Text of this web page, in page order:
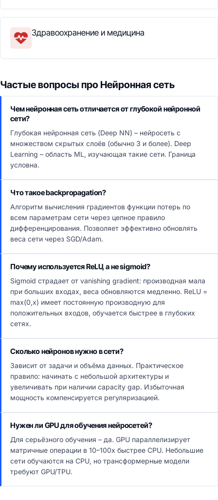
Здравоохранение и медицина
Частые вопросы про Нейронная сеть
Чем нейронная сеть отличается от глубокой нейронной
сети?
Глубокая нейронная сеть (Deep NN) – нейросеть с
множеством скрытых слоёв (обычно 3 и более). Deep
Learning – область ML, изучающая такие сети. Граница
условна.
Что такое backpropagation?
Алгоритм вычисления градиентов функции потерь по
всем параметрам сети через цепное правило
дифференцирования. Позволяет эффективно обновлять
веса сети через SGD/Adam.
Почему используется ReLU, а не sigmoid?
Sigmoid страдает от vanishing gradient: производная мала
при больших входах, веса обновляются медленно. ReLU =
max(0,x) имеет постоянную производную для
положительных входов, обучается быстрее в глубоких
сетях.
Сколько нейронов нужно в сети?
Зависит от задачи и объёма данных. Практическое
правило: начинать с небольшой архитектуры и
увеличивать при наличии capacity gap. Избыточная
мощность компенсируется регуляризацией.
Нужен ли GPU для обучения нейросетей?
Для серьёзного обучения – да. GPU параллелизирует
матричные операции в 10–100x быстрее CPU. Небольшие
сети обучаются на CPU, но трансформерные модели
требуют GPU/TPU.